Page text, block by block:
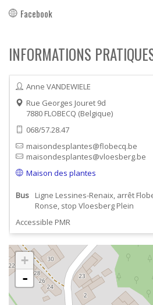
Facebook
INFORMATIONS
Anne VANDEWIELE
Rue Georges Jouret 9d
7880 FLOBECQ Belgique
068/57.28.47
maisondesplantes@flobecq.be
maisondesplantes@vloesberg.be
Maison des plantes
Bus
Ligne Lessines-Renaix, arrêt
Ronse, stop Vloesberg Plein
Accessible PMR
+
-